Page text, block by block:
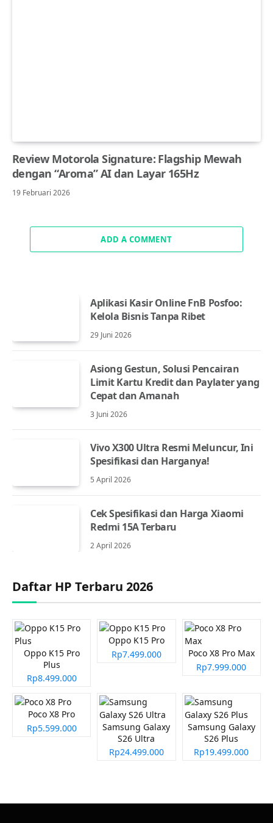
Review Motorola Signature: Flagship Mewah
dengan “Aroma” AI dan Layar 165Hz
19 Februari 2026
ADD A COMMENT
Aplikasi Kasir Online FnB Posfoo:
Kelola Bisnis Tanpa Ribet
29 Juni 2026
Asiong Gestun, Solusi Pencairan
Limit Kartu Kredit dan Paylater yang
Cepat dan Amanah
3 Juni 2026
Vivo X300 Ultra Resmi Meluncur, Ini
Spesifikasi dan Harganya!
5 April 2026
Cek Spesifikasi dan Harga Xiaomi
Redmi 15A Terbaru
2 April 2026
Daftar HP Terbaru 2026
Oppo K15 Pro
Plus
Rp8.499.000
Oppo K15 Pro
Rp7.499.000
Poco X8 Pro Max
Rp7.999.000
Poco X8 Pro
Rp5.599.000
Samsung Galaxy
S26 Ultra
Rp24.499.000
Samsung Galaxy
S26 Plus
Rp19.499.000